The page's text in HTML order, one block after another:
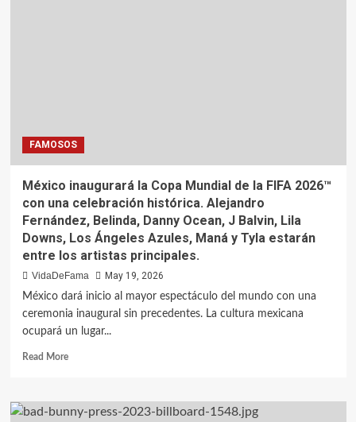
FAMOSOS
México inaugurará la Copa Mundial de la FIFA 2026™
con una celebración histórica. Alejandro
Fernández, Belinda, Danny Ocean, J Balvin, Lila
Downs, Los Ángeles Azules, Maná y Tyla estarán
entre los artistas principales.
VidaDeFama
May 19, 2026
México dará inicio al mayor espectáculo del mundo con una
ceremonia inaugural sin precedentes. La cultura mexicana
ocupará un lugar...
Read More